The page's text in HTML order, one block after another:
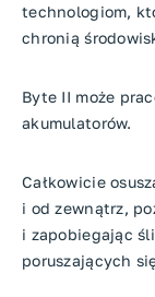
technologiom,
chronią
Byte II może
akumulatorów.
Całkowicie
i od zewnątrz,
i zapobiegając
poruszających